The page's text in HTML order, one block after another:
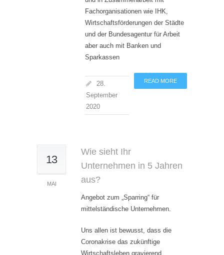
Fachorganisationen wie IHK,
Wirtschaftsförderungen der Städte
und der Bundesagentur für Arbeit
aber auch mit Banken und
Sparkassen
READ MORE
28.
September
2020
13
MAI
Wie sieht Ihr
Unternehmen in 5 Jahren
aus?
Angebot zum „Sparring“ für
mittelständische Unternehmen.
Uns allen ist bewusst, dass die
Coronakrise das zukünftige
Wirtschaftsleben gravierend